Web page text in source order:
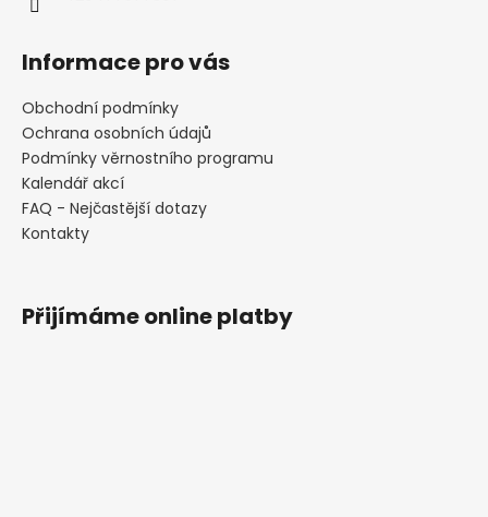
Informace pro vás
Obchodní podmínky
Ochrana osobních údajů
Podmínky věrnostního programu
Kalendář akcí
FAQ - Nejčastější dotazy
Kontakty
Přijímáme online platby